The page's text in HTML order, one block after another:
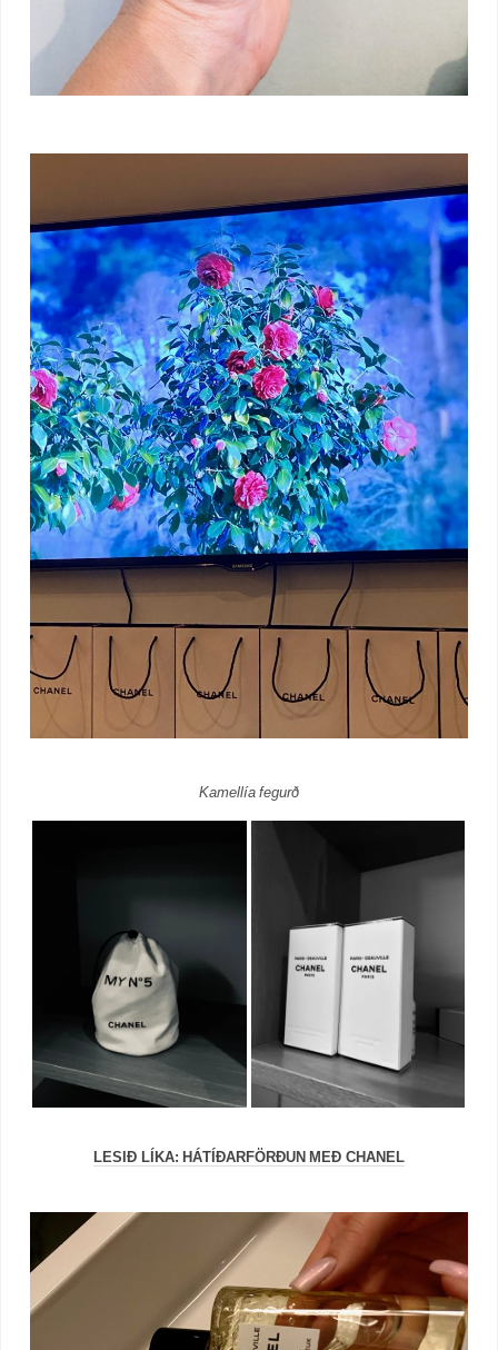
Kamellía fegurð
LESIÐ LÍKA: HÁTÍÐARFÖRÐUN MEÐ CHANEL